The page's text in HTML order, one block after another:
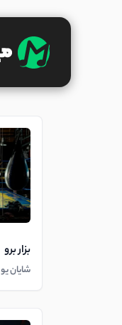
بزار برو
شایان یو